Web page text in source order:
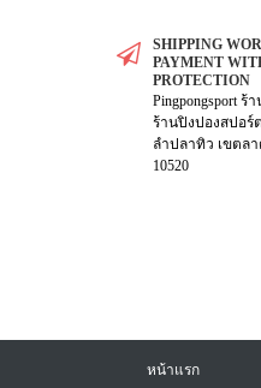
SHIPPING
PAYMENT
PROTECTION
Pingpongsport
ร้านปิงปองสปอร์
ลำปลาทิว เขตล
10520
หน้าแรก